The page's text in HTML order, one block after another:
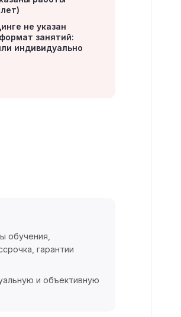
не указан
занятий:
индивидуально
обучения,
гарантии
и объективную